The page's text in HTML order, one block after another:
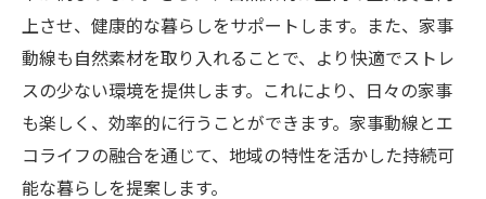
上させ、健康的な暮らしをサポートします。また、家事
動線も自然素材を取り入れることで、より快適でストレ
スの少ない環境を提供します。これにより、日々の家事
も楽しく、効率的に行うことができます。家事動線とエ
コライフの融合を通じて、地域の特性を活かした持続可
能な暮らしを提案します。